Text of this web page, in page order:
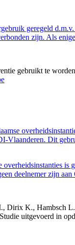
geregeld
zijn. Als
gebruikt te
Vlaanderen. Dit
deelnemer zijn
Dirix K., Hambsch
uitgevoerd in